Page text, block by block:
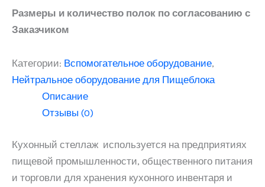
Размеры и количество полок по согласованию с
Заказчиком
Категории: Вспомогательное оборудование,
Нейтральное оборудование для Пищеблока
Описание
Отзывы (0)
Кухонный стеллаж используется на предприятиях
пищевой промышленности, общественного питания
и торговли для хранения кухонного инвентаря и